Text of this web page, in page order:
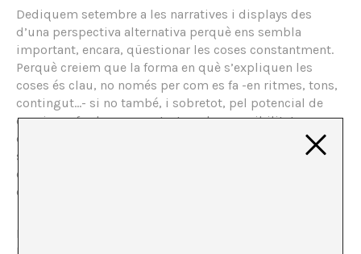
Dediquem setembre a les narratives i displays des
d’una perspectiva alternativa perquè ens sembla
important, encara, qüestionar les coses constantment.
Perquè creiem que la forma en què s’expliquen les
coses és clau, no només per com es fa -en ritmes, tons,
contingut…- si no també, i sobretot, pel potencial de
canvi que fer-ho comporta. I per les possibilitats
d’aconseguir resultats diferents dels habituals que
s’obren, possibilitats que modifiquin, que facin anar
cap a algun costat, encara que no sigui forçosament
cap endavant.
Iniciàvem el mes